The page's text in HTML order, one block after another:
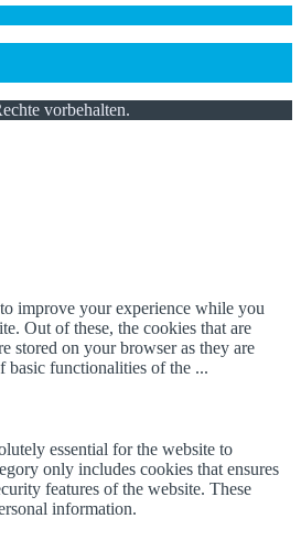
vorbehalten.
improve your experience while you
Out of these, the cookies that are
stored on your browser as they are
basic functionalities of the ...
essential for the website to
only includes cookies that ensures
features of the website. These
information.